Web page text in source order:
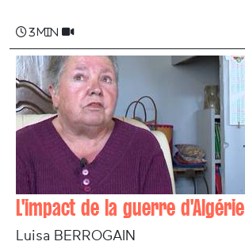
3 min
L'impact de la guerre d'Algérie
Luisa BERROGAIN